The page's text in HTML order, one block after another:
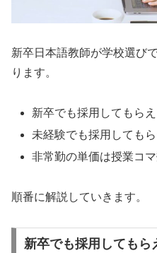
新卒日本語教師が学校選び
ります。
新卒でも採用してもら
未経験でも採用しても
非常勤の単価は授業コ
順番に解説していきます。
新卒でも採用してもら